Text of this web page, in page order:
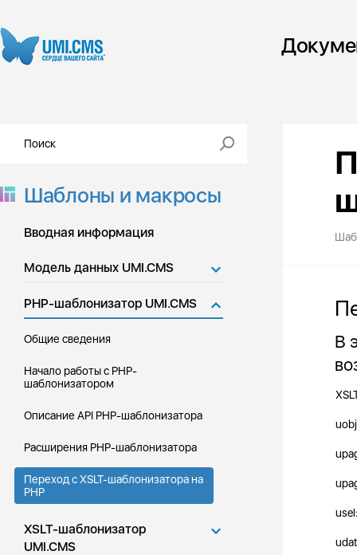
Шаблоны и макросы
Вводная информация
Модель данных UMI.CMS
PHP-шаблонизатор UMI.CMS
Общие сведения
Начало работы с PHP-
шаблонизатором
Описание API PHP-шаблонизатора
Расширения PHP-шаблонизатора
Переход с XSLT-шаблонизатора на
PHP
XSLT-шаблонизатор
UMI.CMS
В